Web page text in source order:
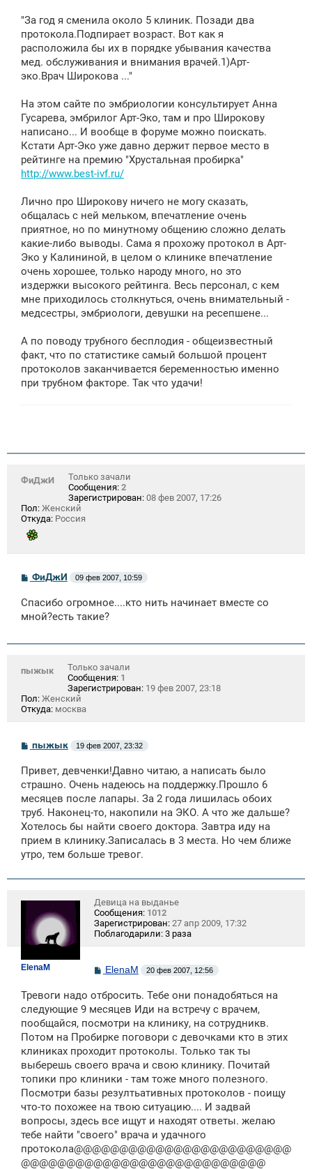
"За год я сменила около 5 клиник. Позади два
протокола.Подпирает возраст. Вот как я
расположила бы их в порядке убывания качества
мед. обслуживания и внимания врачей.1)Арт-
эко.Врач Широкова ..."
На этом сайте по эмбриологии консультирует Анна
Гусарева, эмбрилог Арт-Эко, там и про Широкову
написано... И вообще в форуме можно поискать.
Кстати Арт-Эко уже давно держит первое место в
рейтинге на премию "Хрустальная пробирка"
http://www.best-ivf.ru/
Лично про Широкову ничего не могу сказать,
общалась с ней мельком, впечатление очень
приятное, но по минутному общению сложно делать
какие-либо выводы. Сама я прохожу протокол в Арт-
Эко у Калининой, в целом о клинике впечатление
очень хорошее, только народу много, но это
издержки высокого рейтинга. Весь персонал, с кем
мне приходилось столкнуться, очень внимательный -
медсестры, эмбриологи, девушки на ресепшене...
А по поводу трубного бесплодия - общеизвестный
факт, что по статистике самый большой процент
протоколов заканчивается беременностью именно
при трубном факторе. Так что удачи!
ФиДжИ
Только зачали
Сообщения: 2
Зарегистрирован: 08 фев 2007, 17:26
Пол: Женский
Откуда: Россия
С
б
щ
и
ФиДжИ 09 фев 2007, 10:59
Спасибо огромное....кто нить начинает вместе со
мной?есть такие?
пыжык
Только зачали
Сообщения: 1
Зарегистрирован: 19 фев 2007, 23:18
Пол: Женский
Откуда: москва
С
б
щ
е
н
и
пыжык 19 фев 2007, 23:32
Привет, девченки!Давно читаю, а написать было
страшно. Очень надеюсь на поддержку.Прошло 6
месяцев после лапары. За 2 года лишилась обоих
труб. Наконец-то, накопили на ЭКО. А что же дальше?
Хотелось бы найти своего доктора. Завтра иду на
прием в клинику.Записалась в 3 места. Но чем ближе
утро, тем больше тревог.
ElenaM
Девица на выданье
Сообщения: 1012
Зарегистрирован: 27 апр 2009, 17:32
Поблагодарили: 3 раза
С
б
щ
н
и
ElenaM 20 фев 2007, 12:56
Тревоги надо отбросить. Тебе они понадобяться на
следующие 9 месяцев Иди на встречу с врачем,
пообщайся, посмотри на клинику, на сотрудникв.
Потом на Пробирке поговори с девочками кто в этих
клиниках проходит протоколы. Только так ты
выберешь своего врача и свою клинику. Почитай
топики про клиники - там тоже много полезного.
Посмотри базы резултьативных протоколов - поищу
что-то похожее на твою ситуацию.... И задвай
вопросы, здесь все ищут и находят ответы. желаю
тебе найти "своего" врача и удачного
протокола@@@@@@@@@@@@@@@@@@@@@@@@
@@@@@@@@@@@@@@@@@@@@@@@@@@@